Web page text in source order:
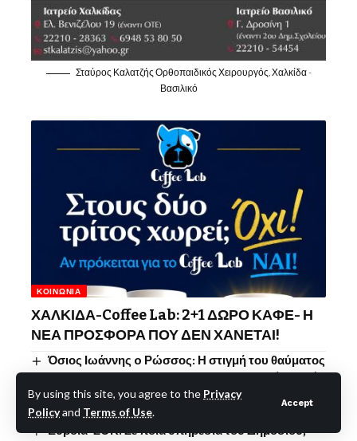
By using this site, you agree to the Privacy
Policyand Terms of Use.
Accept
Σταύρος Καλατζής Ορθοπαιδικός Χειρουργός, Χαλκίδα -
Βασιλικό
ΚΟΙΝΩΝΊΑ
ΧΑΛΚΙΔΑ-Coffee Lab: 2+1 ΔΩΡΟ ΚΑΦΕ- Η
ΝΕΑ ΠΡΟΣΦΟΡΑ ΠΟΥ ΔΕΝ ΧΑΝΕΤΑΙ!
Όσιος Ιωάννης o Ρώσσος: Η στιγμή του θαύματος
Η δέηση-Η διάσωση του Προκοπίου και του Ιερού
Σκηνώματος-Η εικόνα του Θαύματος
Εύβοια-ΣΟΚ: Σε ποια υπηρεσία του Δημοσίου,